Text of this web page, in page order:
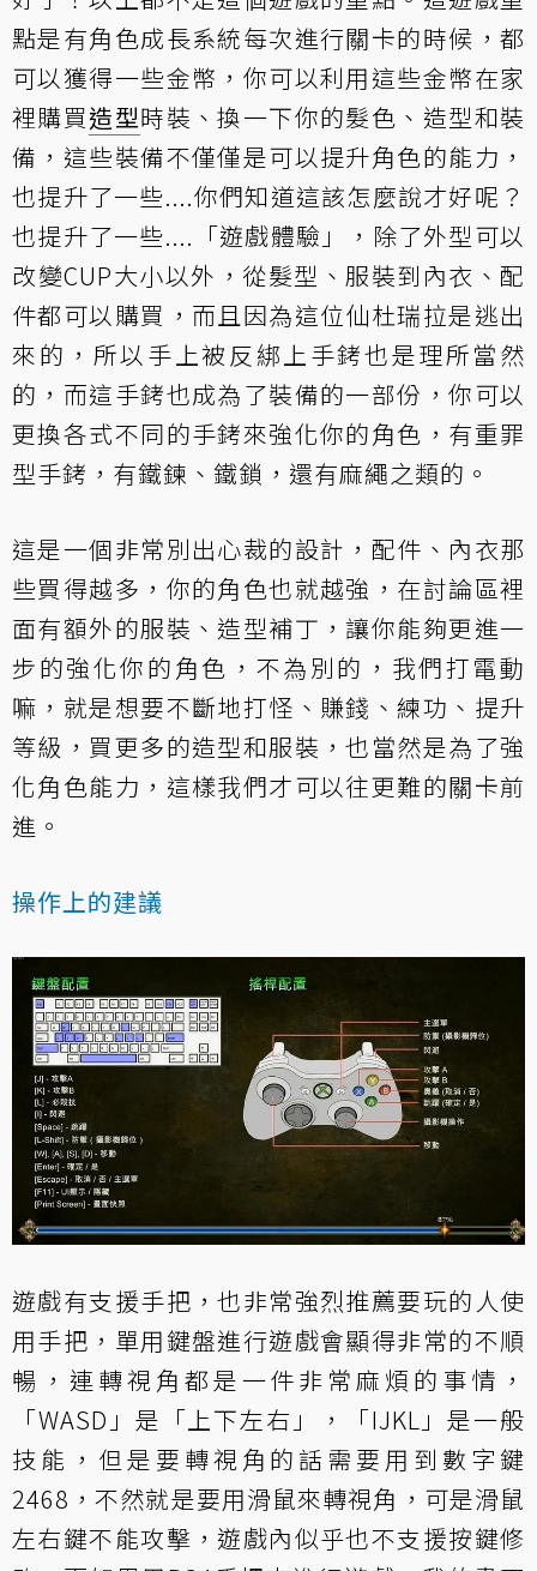
點是有角色成長系統每次進行關卡的時候，都
可以獲得一些金幣，你可以利用這些金幣在家
裡購買造型時裝、換一下你的髮色、造型和裝
備，這些裝備不僅僅是可以提升角色的能力，
也提升了一些....你們知道這該怎麼說才好呢？
也提升了一些....「遊戲體驗」，除了外型可以
改變CUP大小以外，從髮型、服裝到內衣、配
件都可以購買，而且因為這位仙杜瑞拉是逃出
來的，所以手上被反綁上手銬也是理所當然
的，而這手銬也成為了裝備的一部份，你可以
更換各式不同的手銬來強化你的角色，有重罪
型手銬，有鐵鍊、鐵鎖，還有麻繩之類的。
這是一個非常別出心裁的設計，配件、內衣那
些買得越多，你的角色也就越強，在討論區裡
面有額外的服裝、造型補丁，讓你能夠更進一
步的強化你的角色，不為別的，我們打電動
嘛，就是想要不斷地打怪、賺錢、練功、提升
等級，買更多的造型和服裝，也當然是為了強
化角色能力，這樣我們才可以往更難的關卡前
進。
操作上的建議
遊戲有支援手把，也非常強烈推薦要玩的人使
用手把，單用鍵盤進行遊戲會顯得非常的不順
暢，連轉視角都是一件非常麻煩的事情，
「WASD」是「上下左右」，「IJKL」是一般
技能，但是要轉視角的話需要用到數字鍵
2468，不然就是要用滑鼠來轉視角，可是滑鼠
左右鍵不能攻擊，遊戲內似乎也不支援按鍵修